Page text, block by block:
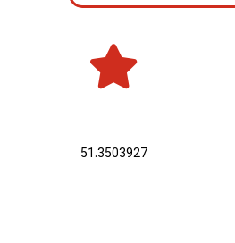
51.3503927